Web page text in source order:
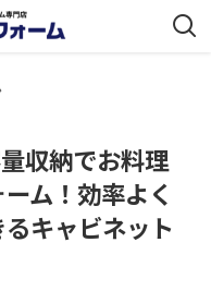
収納でお料理
ム！効率よく
キャビネット